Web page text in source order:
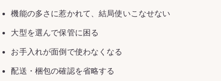
機能の多さに惹かれて、結局使いこなせない
大型を選んで保管に困る
お手入れが面倒で使わなくなる
配送・梱包の確認を省略する